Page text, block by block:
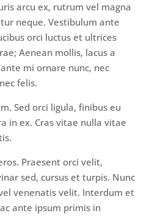
arcu ex, rutrum vel magna
neque. Vestibulum ante
orci luctus et ultrices
Aenean mollis, lacus a
mi ornare nunc, nec
felis.
Sed orci ligula, finibus eu
in ex. Cras vitae nulla vitae
Praesent orci velit,
sed, cursus et turpis. Nunc
venenatis velit. Interdum et
ante ipsum primis in